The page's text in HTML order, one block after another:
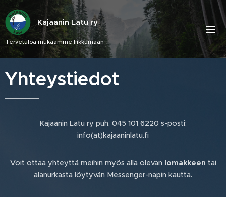
Kajaanin Latu ry
Tervetuloa mukaamme liikkumaan
Yhteystiedot
Kajaanin Latu ry puh. 045 101 6220 s-posti:
info(at)kajaaninlatu.fi
Voit ottaa yhteyttä meihin myös alla olevan lomakkeen tai
alanurkasta löytyvän Messenger-napin kautta.